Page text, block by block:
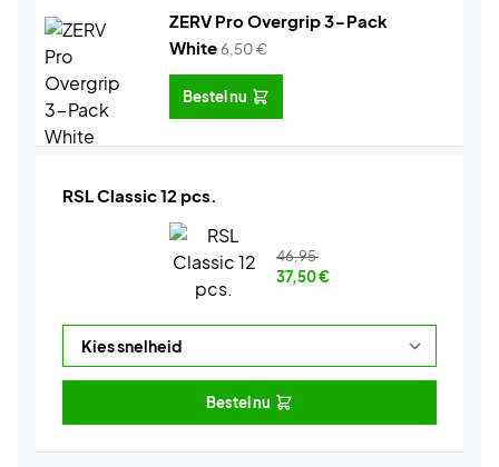
ZERV Pro Overgrip 3-Pack
White6,50€
Bestel nu
RSL Classic 12 pcs.
46,95
37,50€
Bestel nu